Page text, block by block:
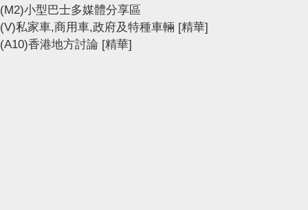
(M2)小型巴士多媒體分享區
(V)私家車,商用車,政府及特種車輛 [精華]
(A10)香港地方討論 [精華]